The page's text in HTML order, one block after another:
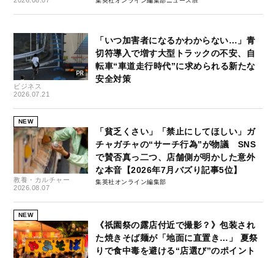
ビジネス
2026.07.21
「いつ加害者になるかわからない…」青
切符導入で増す大型トラックの不安、自
転車“車道走行時代”に求められる新たな
安全対策
NEW
教養・カルチャー
2026.08.07
「貧乏くさい」「禁止にしてほしい」ガ
チャガチャの“サーチ行為”が物議 SNS
で賛否真っ二つ、店舗側が明かした意外
な本音【2026年7月バズり記事5位】
集英社オンライン編集部
NEW
《祇園祭の露店付近で撮影？》包装され
た焼きそば麺が「地面に直置き…」 夏祭
りで食中毒を避ける“店選び”のポイント